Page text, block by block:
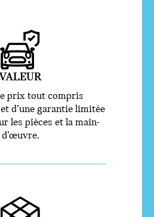
prix tout compris
d’une garantie limitée
les pièces et la main-
d’œuvre.